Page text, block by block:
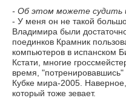
- Об этом можете судить
- У меня он не такой
Владимира были
поединков Крамник
компьютеров в испанском
Кстати, многие
время,
Кубке мира-2005.
который тоже зевает.